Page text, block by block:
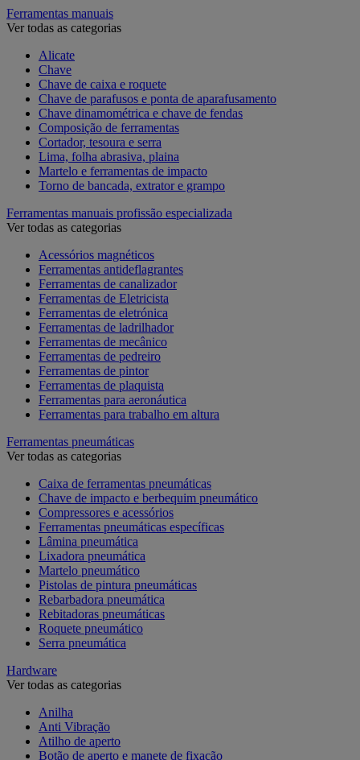
Ferramentas manuais
Ver todas as categorias
Alicate
Chave
Chave de caixa e roquete
Chave de parafusos e ponta de aparafusamento
Chave dinamométrica e chave de fendas
Composição de ferramentas
Cortador, tesoura e serra
Lima, folha abrasiva, plaina
Martelo e ferramentas de impacto
Torno de bancada, extrator e grampo
Ferramentas manuais profissão especializada
Ver todas as categorias
Acessórios magnéticos
Ferramentas antideflagrantes
Ferramentas de canalizador
Ferramentas de Eletricista
Ferramentas de eletrónica
Ferramentas de ladrilhador
Ferramentas de mecânico
Ferramentas de pedreiro
Ferramentas de pintor
Ferramentas de plaquista
Ferramentas para aeronáutica
Ferramentas para trabalho em altura
Ferramentas pneumáticas
Ver todas as categorias
Caixa de ferramentas pneumáticas
Chave de impacto e berbequim pneumático
Compressores e acessórios
Ferramentas pneumáticas específicas
Lâmina pneumática
Lixadora pneumática
Martelo pneumático
Pistolas de pintura pneumáticas
Rebarbadora pneumática
Rebitadoras pneumáticas
Roquete pneumático
Serra pneumática
Hardware
Ver todas as categorias
Anilha
Anti Vibração
Atilho de aperto
Botão de aperto e manete de fixação